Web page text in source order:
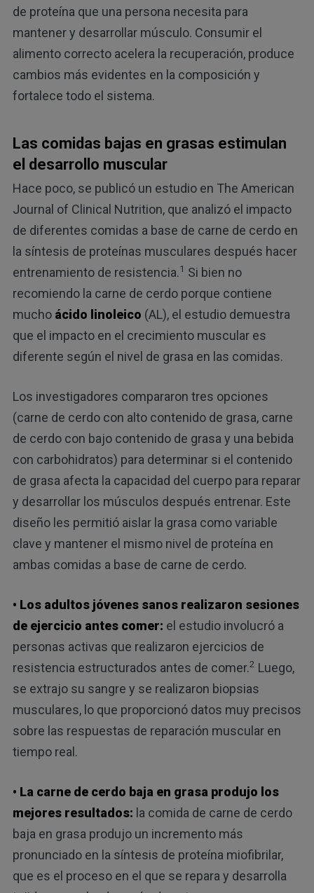
de proteína que una persona necesita para
mantener y desarrollar músculo. Consumir el
alimento correcto acelera la recuperación, produce
cambios más evidentes en la composición y
fortalece todo el sistema.
Las comidas bajas en grasas estimulan
el desarrollo muscular
Hace poco, se publicó un estudio en The American
Journal of Clinical Nutrition, que analizó el impacto
de diferentes comidas a base de carne de cerdo en
la síntesis de proteínas musculares después hacer
entrenamiento de resistencia.1 Si bien no
recomiendo la carne de cerdo porque contiene
mucho ácido linoleico (AL), el estudio demuestra
que el impacto en el crecimiento muscular es
diferente según el nivel de grasa en las comidas.
Los investigadores compararon tres opciones
(carne de cerdo con alto contenido de grasa, carne
de cerdo con bajo contenido de grasa y una bebida
con carbohidratos) para determinar si el contenido
de grasa afecta la capacidad del cuerpo para reparar
y desarrollar los músculos después entrenar. Este
diseño les permitió aislar la grasa como variable
clave y mantener el mismo nivel de proteína en
ambas comidas a base de carne de cerdo.
• Los adultos jóvenes sanos realizaron sesiones
de ejercicio antes comer: el estudio involucró a
personas activas que realizaron ejercicios de
resistencia estructurados antes de comer.2 Luego,
se extrajo su sangre y se realizaron biopsias
musculares, lo que proporcionó datos muy precisos
sobre las respuestas de reparación muscular en
tiempo real.
• La carne de cerdo baja en grasa produjo los
mejores resultados: la comida de carne de cerdo
baja en grasa produjo un incremento más
pronunciado en la síntesis de proteína miofibrilar,
que es el proceso en el que se repara y desarrolla